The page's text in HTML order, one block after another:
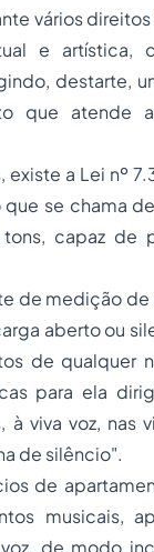
vários
e artística,
destarte,
que atende
a Lei nº
se chama
capaz de
de medição de
aberto ou
de qualquer
para ela
à viva voz, nas
de silêncio".
de
musicais,
de modo